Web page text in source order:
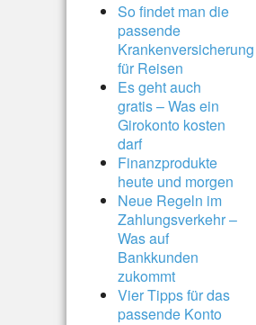
So findet man die
passende
Krankenversicherung
für Reisen
Es geht auch
gratis – Was ein
Girokonto kosten
darf
Finanzprodukte
heute und morgen
Neue Regeln im
Zahlungsverkehr –
Was auf
Bankkunden
zukommt
Vier Tipps für das
passende Konto